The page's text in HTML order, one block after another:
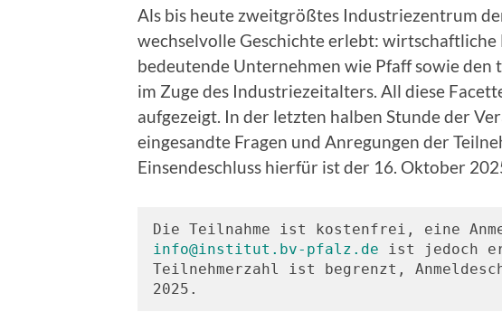
Als bis heute zweitgrößtes Industriezentrum
wechselvolle Geschichte erlebt: wirtschaftliche
bedeutende Unternehmen wie Pfaff sowie den
im Zuge des Industriezeitalters. All diese
aufgezeigt. In der letzten halben Stunde der
eingesandte Fragen und Anregungen der
Einsendeschluss hierfür ist der 16. Oktober
info@institut.bv-pfalz.de ist jedoch
Teilnehmerzahl ist begrenzt,
2025.